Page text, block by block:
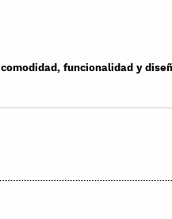
comodidad, funcionalidad y